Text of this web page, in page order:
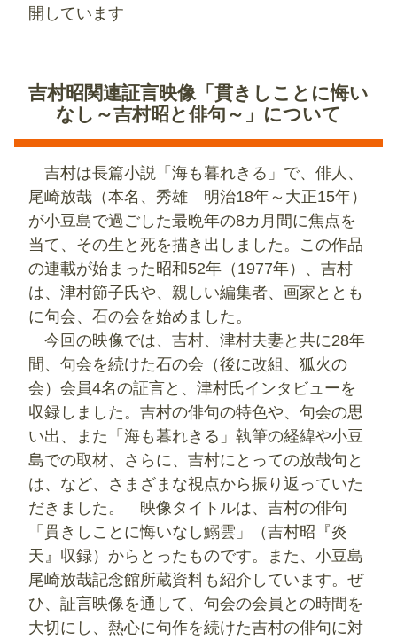
開しています
吉村昭関連証言映像「貫きしことに悔い
なし～吉村昭と俳句～」について
吉村は長篇小説「海も暮れきる」で、俳人、
尾崎放哉（本名、秀雄 明治18年～大正15年）
が小豆島で過ごした最晩年の8カ月間に焦点を
当て、その生と死を描き出しました。この作品
の連載が始まった昭和52年（1977年）、吉村
は、津村節子氏や、親しい編集者、画家ととも
に句会、石の会を始めました。
今回の映像では、吉村、津村夫妻と共に28年
間、句会を続けた石の会（後に改組、狐火の
会）会員4名の証言と、津村氏インタビューを
収録しました。吉村の俳句の特色や、句会の思
い出、また「海も暮れきる」執筆の経緯や小豆
島での取材、さらに、吉村にとっての放哉句と
は、など、さまざまな視点から振り返っていた
だきました。 映像タイトルは、吉村の俳句
「貫きしことに悔いなし鰯雲」（吉村昭『炎
天』収録）からとったものです。また、小豆島
尾崎放哉記念館所蔵資料も紹介しています。ぜ
ひ、証言映像を通して、句会の会員との時間を
大切にし、熱心に句作を続けた吉村の俳句に対